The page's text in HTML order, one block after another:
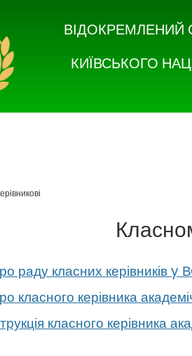
ВІДОКРЕМЛЕНИЙ
КИЇВСЬКОГО
раду класних керівників
класного керівника
класного керівника